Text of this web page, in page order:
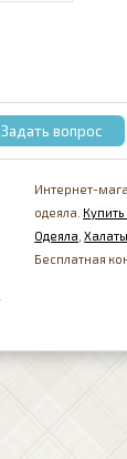
Задать вопрос
Интернет-
одеяла.
Одеяла ,Халаты
Бесплатная